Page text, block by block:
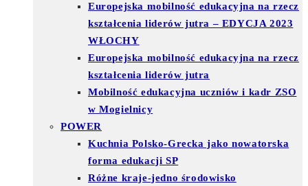
Europejska mobilność edukacyjna na rzecz
kształcenia liderów jutra – EDYCJA 2023
WŁOCHY
Europejska mobilność edukacyjna na rzecz
kształcenia liderów jutra
Mobilność edukacyjna uczniów i kadr ZSO
w Mogielnicy
POWER
Kuchnia Polsko-Grecka jako nowatorska
forma edukacji SP
Różne kraje-jedno środowisko